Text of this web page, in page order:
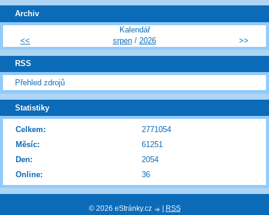
Archiv
Kalendář
<<
srpen/ 2026 >>
RSS
Přehled zdrojů
Statistiky
Online: 36
Celkem:
2771054
Měsíc:
61251
Den:
2054
© 2026 eStránky.cz RSS